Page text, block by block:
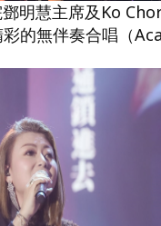
明慧主席及Ko
的無伴奏合唱（